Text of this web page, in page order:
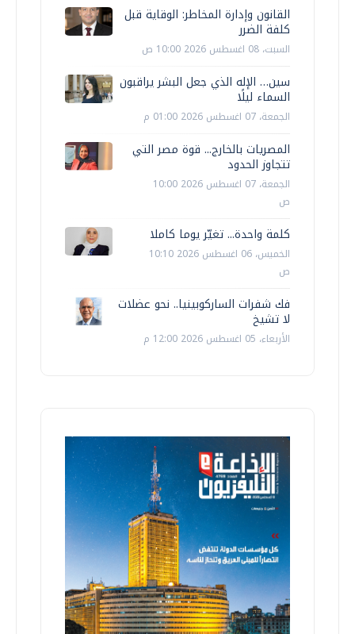
القانون وإدارة المخاطر: الوقاية قبل
كلفة الضرر
السبت، 08 اغسطس 2026 10:00 ص
سين… الإله الذي جعل البشر يراقبون
السماء ليلًا
الجمعة، 07 اغسطس 2026 01:00 م
المصريات بالخارج... قوة مصر التي
تتجاوز الحدود
الجمعة، 07 اغسطس 2026 10:00
ص
كلمة واحدة... تغيّر يوما كاملا
الخميس، 06 اغسطس 2026 10:10
ص
فك شفرات الساركوبينيا.. نحو عضلات
لا تشيخ
الأربعاء، 05 اغسطس 2026 12:00 م